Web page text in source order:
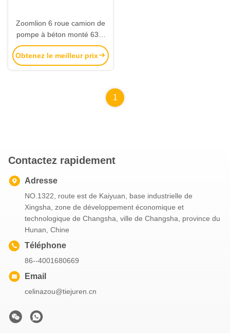
Zoomlion 6 roue camion de
pompe à béton monté 63M
camion de pompe à béton
Obtenez le meilleur prix
1
Contactez rapidement
Adresse
NO.1322, route est de Kaiyuan, base industrielle de
Xingsha, zone de développement économique et
technologique de Changsha, ville de Changsha, province du
Hunan, Chine
Téléphone
86--4001680669
Email
celinazou@tiejuren.cn